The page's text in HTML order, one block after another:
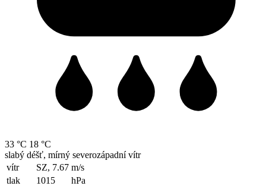
33 °C 18 °C
slabý déšť, mírný severozápadní vítr
vítr
SZ, 7.67 m/s
tlak
1015
hPa